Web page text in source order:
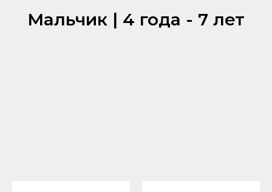
Мальчик | 4 года - 7 лет